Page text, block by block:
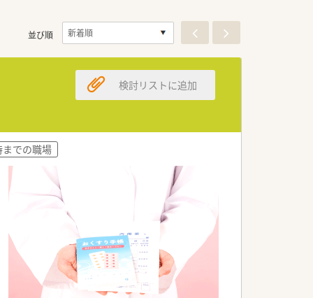
並び順
検討リストに追加
での職場